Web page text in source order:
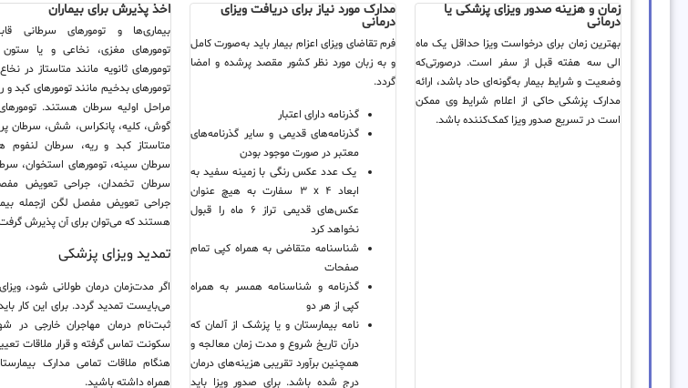
زمان و هزینه صدور ویزای پزشکی یا
درمانی
بهترین زمان برای درخواست ویزا حداقل یک ماه
الی سه هفته قبل از سفر است. درصورتی‌که
وضعیت و شرایط بیمار به‌گونه‌ای حاد باشد، ارائه
مدارک پزشکی حاکی از اعلام شرایط وی ممکن
است در تسریع صدور ویزا کمک‌کننده باشد.
مدارک مورد نیاز برای دریافت ویزای
درمانی
فرم تقاضای ویزای اعزام بیمار باید به‌صورت کامل
و به زبان مورد نظر کشور مقصد پرشده و امضا
گردد.
گذرنامه دارای اعتبار
گذرنامه‌های قدیمی و سایر گذرنامه‌های
معتبر در صورت موجود بودن
یک عدد عکس رنگی با زمینه سفید به
ابعاد ۴ x ٣ سفارت به هیچ عنوان
عکس‌های قدیمی تراز ۶ ماه را قبول
نخواهد کرد
شناسنامه متقاضی به همراه کپی تمام
صفحات
گذرنامه و شناسنامه همسر به همراه
کپی از هر دو
نامه بیمارستان و یا پزشک از آلمان که
درآن تاریخ شروع و مدت زمان معالجه و
همچنین برآورد تقریبی هزینه‌های درمان
درج شده باشد. برای صدور ویزا باید
اخذ پذیرش برای بیماران
بیماری‌ها و تومورهای سرطانی
تومورهای مغزی، نخاعی و یا ستون
تومورهای ثانویه مانند متاستاز در
تومورهای بدخیم مانند تومورهای کبد و
مراحل اولیه سرطان هستند.
گوش، کلیه، پانکراس، شش، سرطان
متاستاز کبد و ریه، سرطان لنفوم
سرطان سینه، تومورهای استخوان،
سرطان تخمدان، جراحی تعویض
جراحی تعویض مفصل لگن ازجمله
هستند که می‌توان برای آن پذیرش
تمدید ویزای پزشکی
اگر مدت‌زمان درمان طولانی شود،
می‌بایست تمدید گردد. برای این کار
ثبت‌نام درمان مهاجران خارجی در
سکونت تماس گرفته و قرار ملاقات
هنگام ملاقات تمامی مدارک
همراه داشته باشید.